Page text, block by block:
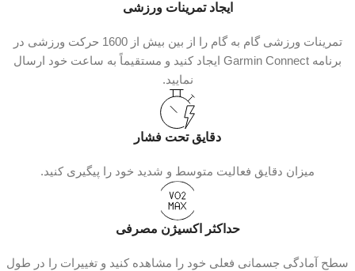
ایجاد تمرینات ورزشی
تمرینات ورزشی گام‌ به‌ گام را از بین بیش از 1600 حرکت ورزشی در
برنامه Garmin Connect ایجاد کنید و مستقیماً به ساعت خود ارسال
نمایید.
دقایق تحت فشار
میزان دقایق فعالیت متوسط و شدید خود را پیگیری کنید.
حداکثر اکسیژن مصرفی
سطح آمادگی جسمانی فعلی خود را مشاهده کنید و تغییرات را در طول